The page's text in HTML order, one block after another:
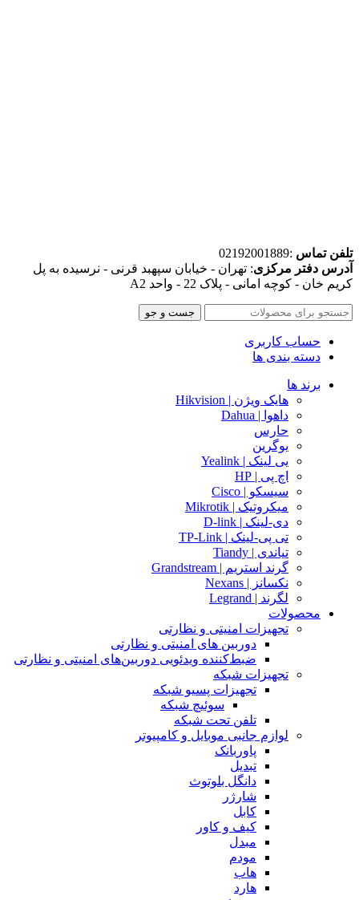
تلفن تماس :02192001889
آدرس دفتر مرکزی: تهران - خیابان سپهبد قرنی - نرسیده به پل
کریم خان - کوچه امانی - پلاک 22 - واحد A2
جست و جو
حساب کاربری
دسته بندی ها
برند ها
هایک ویژن | Hikvision
داهوا | Dahua
حارس
یوگرین
یی لینک | Yealink
اچ پی | HP
سیسکو | Cisco
میکروتیک | Mikrotik
دی-لینک | D-link
تی پی-لینک | TP-Link
تیاندی | Tiandy
گرند استریم | Grandstream
نکسانز | Nexans
لگرند | Legrand
محصولات
تجهیزات امنیتی و نظارتی
دوربین های امنیتی و نظارتی
ضبط‌کننده ویدئویی دوربین‌های امنیتی و نظارتی
تجهیزات شبکه
تجهیزات پسیو شبکه
سوئیچ‌ شبکه
تلفن تحت شبکه
لوازم جانبی موبایل و کامپیوتر
پاوربانک
تبدیل
دانگل بلوتوث
شارژر
کابل
کیف و کاور
مبدل
مودم
هاب
هارد